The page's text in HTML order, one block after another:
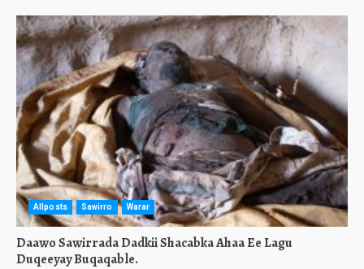
Allposts Sawirro Warar
Daawo Sawirrada Dadkii Shacabka Ahaa Ee Lagu
Duqeeyay Buqaqable.